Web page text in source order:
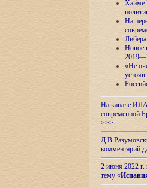
Хайме
На
Новое
«Не
На канале ИЛА
современной
>>>
комментарий
2 июня 2022 г.
тему «